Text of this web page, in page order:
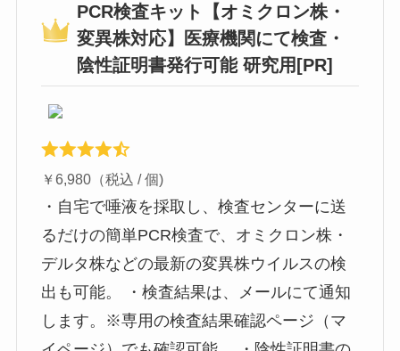
PCR検査キット【オミクロン株・
変異株対応】医療機関にて検査・
陰性証明書発行可能 研究用[PR]
￥6,980（税込 / 個)
・自宅で唾液を採取し、検査センターに送
るだけの簡単PCR検査で、オミクロン株・
デルタ株などの最新の変異株ウイルスの検
出も可能。 ・検査結果は、メールにて通知
します。※専用の検査結果確認ページ（マ